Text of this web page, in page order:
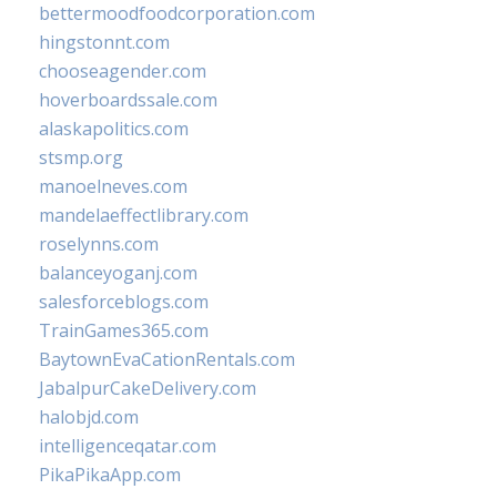
bettermoodfoodcorporation.com
hingstonnt.com
chooseagender.com
hoverboardssale.com
alaskapolitics.com
stsmp.org
manoelneves.com
mandelaeffectlibrary.com
roselynns.com
balanceyoganj.com
salesforceblogs.com
TrainGames365.com
BaytownEvaCationRentals.com
JabalpurCakeDelivery.com
halobjd.com
intelligenceqatar.com
PikaPikaApp.com